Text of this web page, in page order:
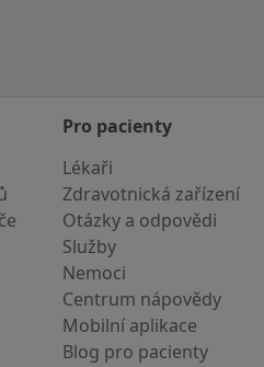
Pro pacienty
Lékaři
Zdravotnická zařízení
Otázky a odpovědi
Služby
Nemoci
Centrum nápovědy
Mobilní aplikace
Blog pro pacienty